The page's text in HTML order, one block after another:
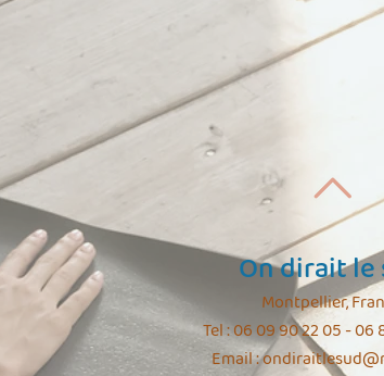
On dirait le
Montpellier,
Tel : 06 09 90 22 05 - 06
Email :